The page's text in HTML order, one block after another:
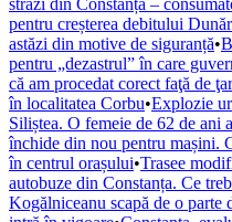
străzi din Constanța –
pentru creșterea debitului
astăzi din motive de siguranță•
pentru „dezastrul” în care
că am procedat corect faţă de
în localitatea Corbu•Explozie
Siliștea. O femeie de 62 de ani
închide din nou pentru mașini.
în centrul orașului•Trasee
autobuze din Constanța. Ce
Kogălniceanu scapă de o